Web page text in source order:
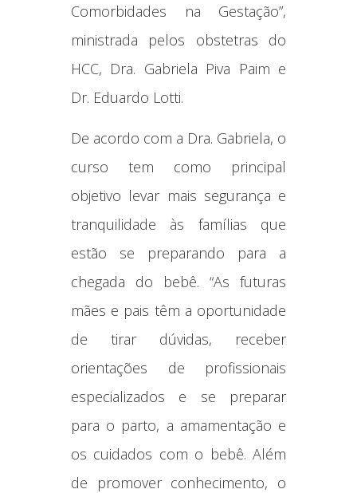
Comorbidades na Gestação”,
ministrada pelos obstetras do
HCC, Dra. Gabriela Piva Paim e
Dr. Eduardo Lotti.
De acordo com a Dra. Gabriela, o
curso tem como principal
objetivo levar mais segurança e
tranquilidade às famílias que
estão se preparando para a
chegada do bebê. “As futuras
mães e pais têm a oportunidade
de tirar dúvidas, receber
orientações de profissionais
especializados e se preparar
para o parto, a amamentação e
os cuidados com o bebê. Além
de promover conhecimento, o